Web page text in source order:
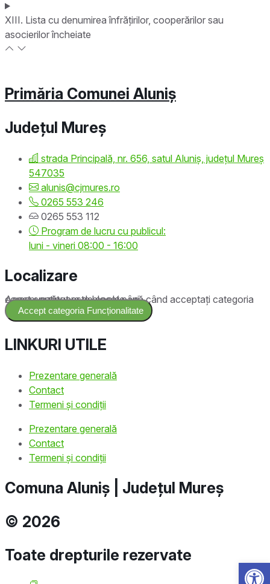
XIII. Lista cu denumirea înfrățirilor, cooperărilor sau
asocierilor încheiate
Primăria Comunei Aluniș
Județul Mureș
strada Principală, nr. 656, satul Aluniș, județul Mureș
547035
alunis@cjmures.ro
0265 553 246
0265 553 112
Program de lucru cu publicul:
luni - vineri 08:00 - 16:00
Localizare
Acest conținut este blocat până când acceptați categoria corespunzătoare de cookie-uri.
Accept categoria Funcționalitate
LINKURI UTILE
Prezentare generală
Contact
Termeni și condiții
Prezentare generală
Contact
Termeni și condiții
Comuna Aluniș | Județul Mureș
© 2026
Toate drepturile rezervate